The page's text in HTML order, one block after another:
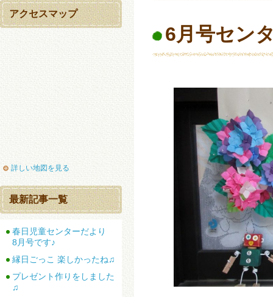
6月号セン
アクセスマップ
詳しい地図を見る
最新記事一覧
春日児童センターだより
8月号です♪
縁日ごっこ 楽しかったね♫
プレゼント作りをしました
♫